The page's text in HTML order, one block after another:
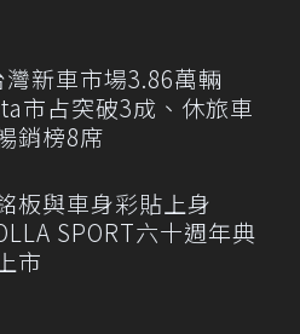
灣新車市場3.86萬輛
市占突破3成、休旅車
銷榜8席
板與車身彩貼上身
SPORT六十週年典
市